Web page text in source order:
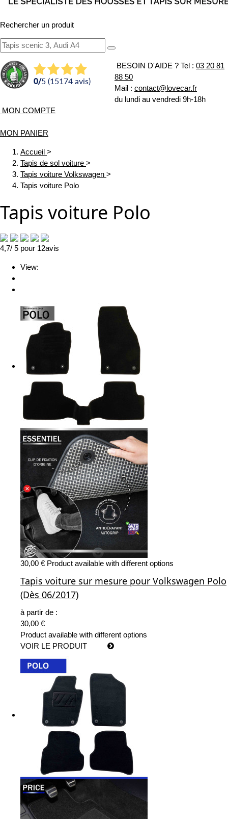
Rechercher un produit
0/5 (15174 avis)
BESOIN D'AIDE ? Tel : 03 20 81
88 50
Mail : contact@lovecar.fr
du lundi au vendredi 9h-18h
MON COMPTE
MON PANIER
Accueil >
Tapis de sol voiture >
Tapis voiture Volkswagen >
Tapis voiture Polo
Tapis voiture Polo
4,7/ 5 pour 12avis
View:
30,00 € Product available with different options
Tapis voiture sur mesure pour Volkswagen Polo
(Dès 06/2017)
à partir de :
30,00 €
Product available with different options
VOIR LE PRODUIT